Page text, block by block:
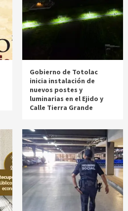
Gobierno de Totolac
inicia instalación de
nuevos postes y
luminarias en el Ejido y
Calle Tierra Grande